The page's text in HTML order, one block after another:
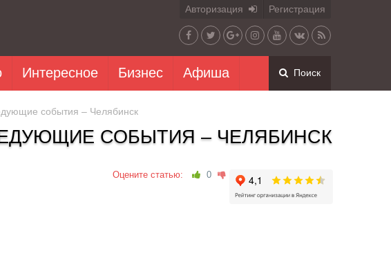
Авторизация Регистрация
Интересное Бизнес Афиша Поиск
события – Челябинск
СОБЫТИЯ – ЧЕЛЯБИНСК
Оцените статью: 0